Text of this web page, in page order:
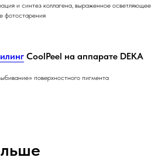
и синтез коллагена, выраженное осветляющее
фотостарения
CoolPeel на аппарате DEKA
поверхностного пигмента